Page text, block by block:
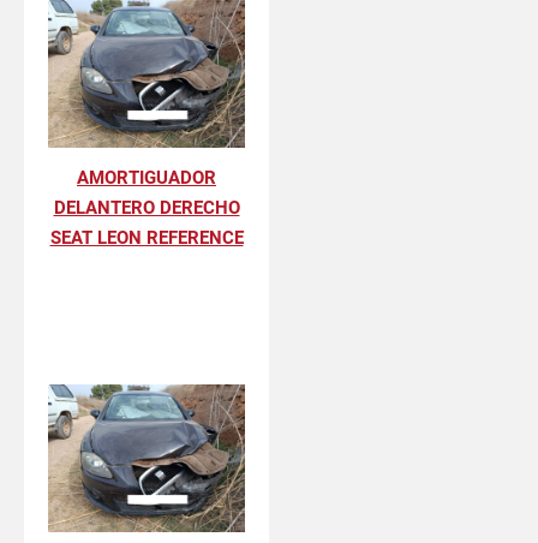
AMORTIGUADOR
DELANTERO DERECHO
SEAT LEON REFERENCE